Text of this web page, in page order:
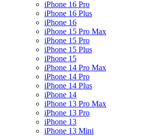
iPhone 16 Pro
iPhone 16 Plus
iPhone 16
iPhone 15 Pro Max
iPhone 15 Pro
iPhone 15 Plus
iPhone 15
iPhone 14 Pro Max
iPhone 14 Pro
iPhone 14 Plus
iPhone 14
iPhone 13 Pro Max
iPhone 13 Pro
iPhone 13
iPhone 13 Mini